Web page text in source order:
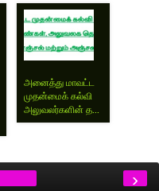
அனைத்து மாவட்ட
முதன்மைக் கல்வி
அலுவலர்களின் த...
›